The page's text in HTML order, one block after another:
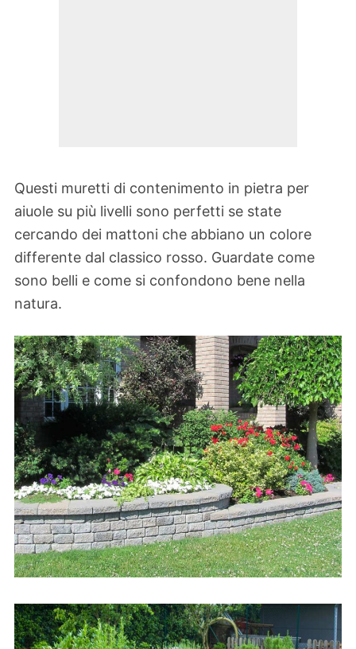
Questi muretti di contenimento in pietra per
aiuole su più livelli sono perfetti se state
cercando dei mattoni che abbiano un colore
differente dal classico rosso. Guardate come
sono belli e come si confondono bene nella
natura.